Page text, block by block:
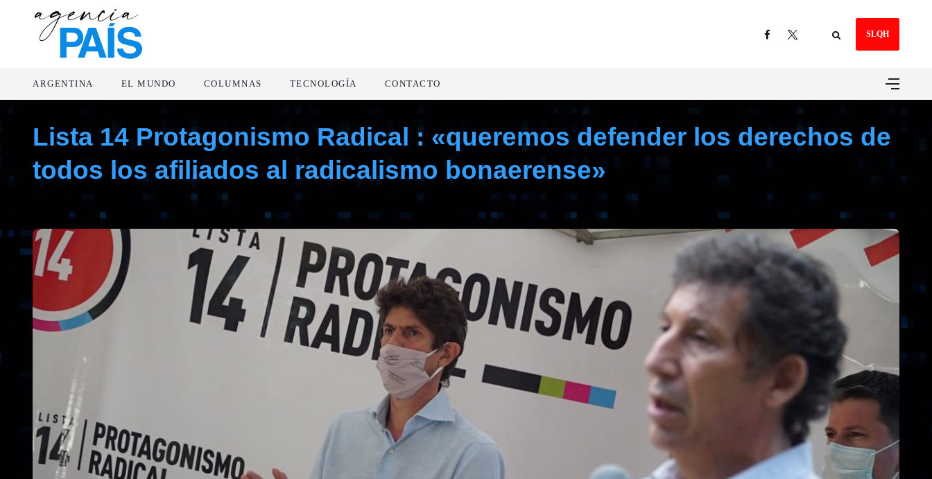
SLQH
ARGENTINA EL MUNDO COLUMNAS TECNOLOGÍA CONTACTO
Lista 14 Protagonismo Radical : «queremos defender los derechos de
todos los afiliados al radicalismo bonaerense»